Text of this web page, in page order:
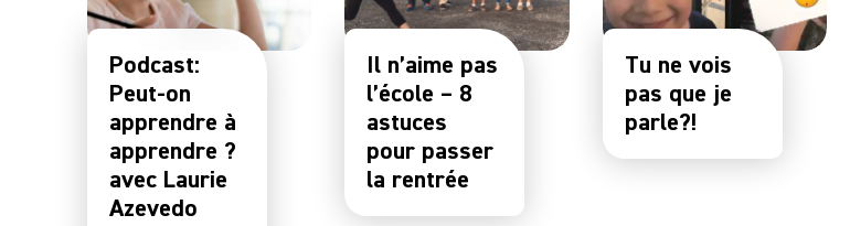
Podcast:
Peut-on
apprendre à
apprendre ?
avec Laurie
Azevedo
Il n’aime pas
l’école – 8
astuces
pour passer
la rentrée
Tu ne vois
pas que je
parle?!